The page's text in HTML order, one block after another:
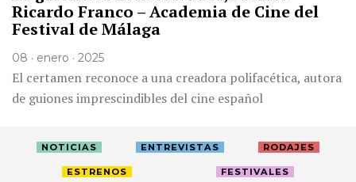
Ricardo Franco – Academia de Cine del
Festival de Málaga
08 · enero · 2025
El certamen reconoce a una creadora polifacética, autora
de guiones imprescindibles del cine español
NOTICIAS ENTREVISTAS RODAJES
ESTRENOS FESTIVALES